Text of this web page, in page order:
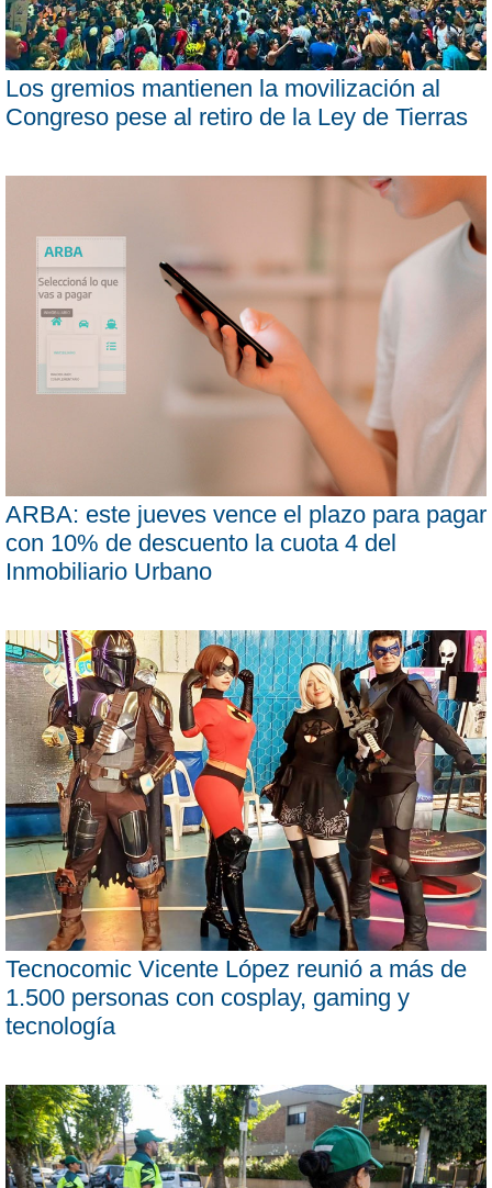
Los gremios mantienen la movilización al
Congreso pese al retiro de la Ley de Tierras
ARBA: este jueves vence el plazo para pagar
con 10% de descuento la cuota 4 del
Inmobiliario Urbano
Tecnocomic Vicente López reunió a más de
1.500 personas con cosplay, gaming y
tecnología